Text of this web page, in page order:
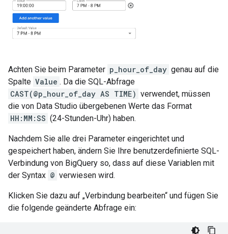
Achten Sie beim Parameter p_hour_of_day genau auf die
Spalte Value . Da die SQL-Abfrage
CAST(@p_hour_of_day AS TIME) verwendet, müssen
die von Data Studio übergebenen Werte das Format
HH:MM:SS (24-Stunden-Uhr) haben.
Nachdem Sie alle drei Parameter eingerichtet und
gespeichert haben, ändern Sie Ihre benutzerdefinierte SQL-
Verbindung von BigQuery so, dass auf diese Variablen mit
der Syntax @ verwiesen wird.
Klicken Sie dazu auf „Verbindung bearbeiten“ und fügen Sie
die folgende geänderte Abfrage ein: